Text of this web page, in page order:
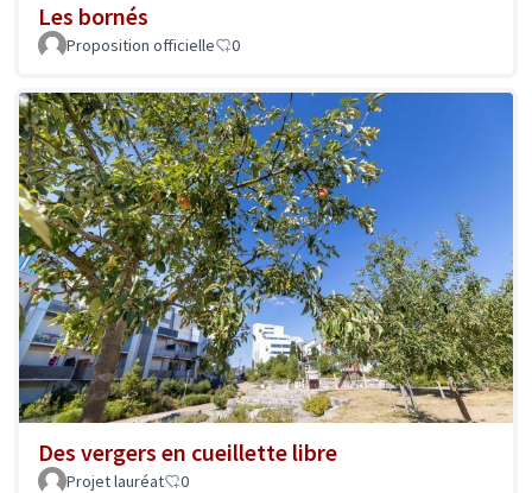
Les bornés
Proposition officielle 0
Des vergers en cueillette libre
Projet lauréat 0